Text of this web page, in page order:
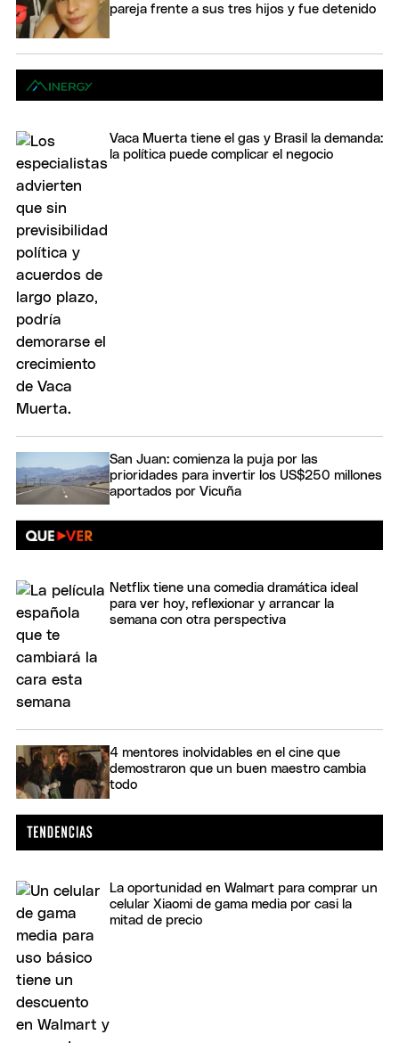
pareja frente a sus tres hijos y fue detenido
Vaca Muerta tiene el gas y Brasil la demanda:
la política puede complicar el negocio
San Juan: comienza la puja por las
prioridades para invertir los US$250 millones
aportados por Vicuña
Netflix tiene una comedia dramática ideal
para ver hoy, reflexionar y arrancar la
semana con otra perspectiva
4 mentores inolvidables en el cine que
demostraron que un buen maestro cambia
todo
La oportunidad en Walmart para comprar un
celular Xiaomi de gama media por casi la
mitad de precio